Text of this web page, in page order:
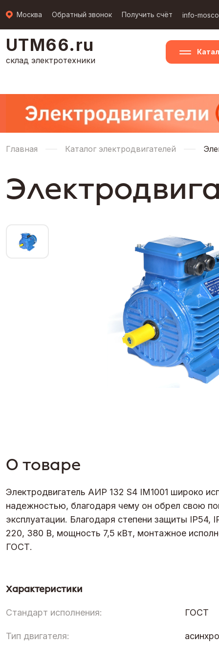
Москва Обратный звонок Получить счёт info-
UTM66.ru
склад электротехники
Главная Каталог электродвигателей
О товаре
Электродвигатель АИР 132 S4 IM1001 широко
надежностью, благодаря чему он обрел свою
эксплуатации. Благодаря степени защиты
220, 380 В, мощность 7,5 кВт, монтажное
ГОСТ.
Характеристики
Стандарт исполнения: ГОСТ
Тип двигателя: